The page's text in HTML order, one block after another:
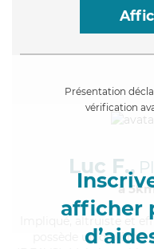
Présentation
vérification
afficher
Luc F.,
à
, altruiste et
possède un diplôme